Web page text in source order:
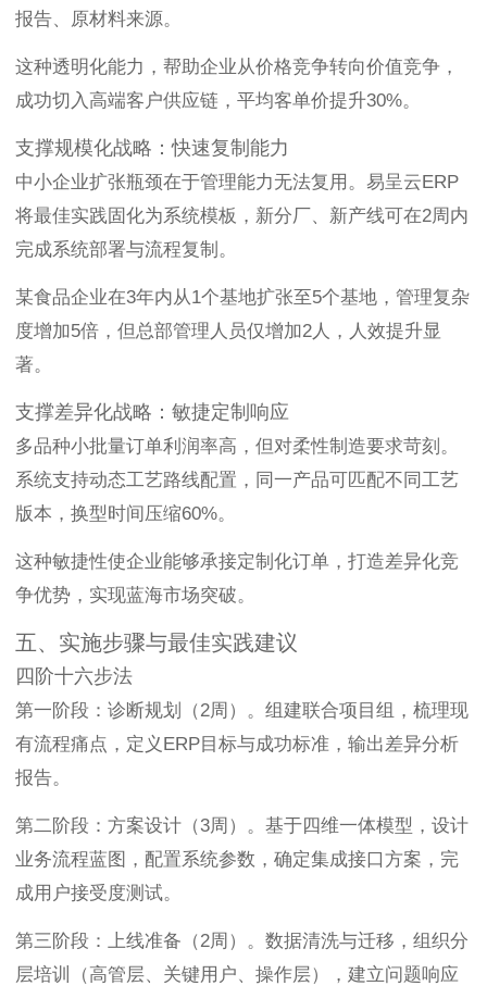
报告、原材料来源。
这种透明化能力，帮助企业从价格竞争转向价值竞争，
成功切入高端客户供应链，平均客单价提升30%。
支撑规模化战略：快速复制能力
中小企业扩张瓶颈在于管理能力无法复用。易呈云ERP
将最佳实践固化为系统模板，新分厂、新产线可在2周内
完成系统部署与流程复制。
某食品企业在3年内从1个基地扩张至5个基地，管理复杂
度增加5倍，但总部管理人员仅增加2人，人效提升显
著。
支撑差异化战略：敏捷定制响应
多品种小批量订单利润率高，但对柔性制造要求苛刻。
系统支持动态工艺路线配置，同一产品可匹配不同工艺
版本，换型时间压缩60%。
这种敏捷性使企业能够承接定制化订单，打造差异化竞
争优势，实现蓝海市场突破。
五、实施步骤与最佳实践建议
四阶十六步法
第一阶段：诊断规划（2周）。组建联合项目组，梳理现
有流程痛点，定义ERP目标与成功标准，输出差异分析
报告。
第二阶段：方案设计（3周）。基于四维一体模型，设计
业务流程蓝图，配置系统参数，确定集成接口方案，完
成用户接受度测试。
第三阶段：上线准备（2周）。数据清洗与迁移，组织分
层培训（高管层、关键用户、操作层），建立问题响应